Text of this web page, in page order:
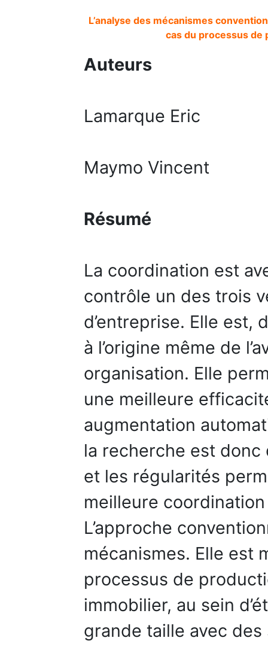
L’analyse des mécanismes
cas du processus de
Auteurs
Lamarque Eric
Maymo Vincent
Résumé
La coordination est
contrôle un des trois
d’entreprise. Elle est,
à l’origine même de
organisation. Elle
une meilleure
augmentation
la recherche est
et les régularités
meilleure
L’approche
mécanismes. Elle est
processus de
immobilier, au sein
grande taille avec